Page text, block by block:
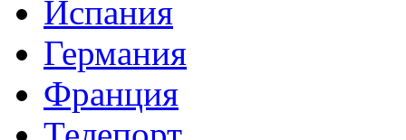
Испания
Германия
Франция